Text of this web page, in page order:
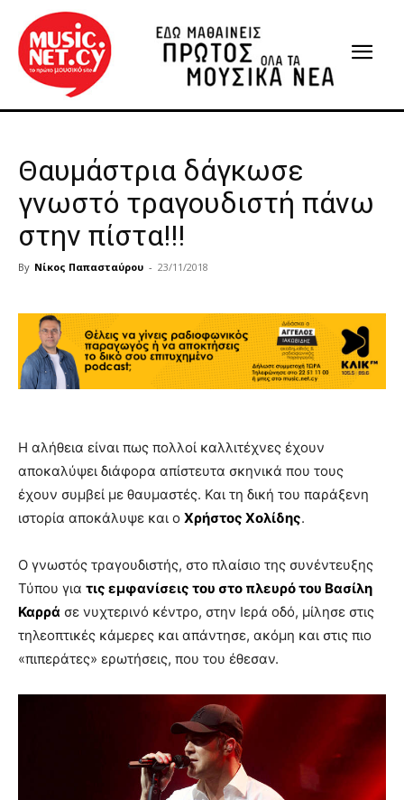
Θαυμάστρια δάγκωσε
γνωστό τραγουδιστή πάνω
στην πίστα!!!
By Νίκος Παπασταύρου - 23/11/2018
Η αλήθεια είναι πως πολλοί καλλιτέχνες έχουν
αποκαλύψει διάφορα απίστευτα σκηνικά που τους
έχουν συμβεί με θαυμαστές. Και τη δική του παράξενη
ιστορία αποκάλυψε και ο Χρήστος Χολίδης.
Ο γνωστός τραγουδιστής, στο πλαίσιο της συνέντευξης
Τύπου για τις εμφανίσεις του στο πλευρό του Βασίλη
Καρρά σε νυχτερινό κέντρο, στην Ιερά οδό, μίλησε στις
τηλεοπτικές κάμερες και απάντησε, ακόμη και στις πιο
«πιπεράτες» ερωτήσεις, που του έθεσαν.